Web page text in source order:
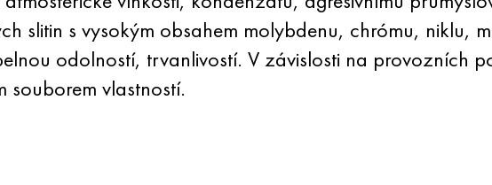
slitin s vysokým obsahem molybdenu, chrómu, niklu,
odolností, trvanlivostí. V závislosti na provozních
vlastností.